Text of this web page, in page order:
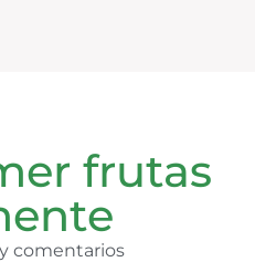
frutas
comentarios